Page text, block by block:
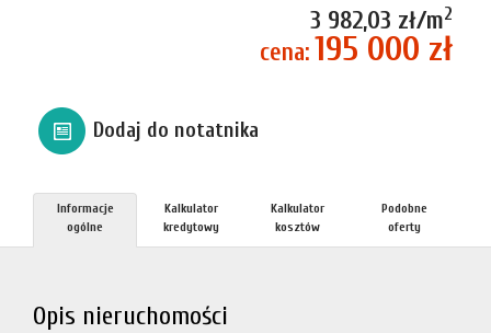
3 982,03 zł/m2
cena:195 000 zł
Dodaj do notatnika
Informacje
ogólne
Kalkulator
kredytowy
Kalkulator
kosztów
Podobne
oferty
Opis nieruchomości